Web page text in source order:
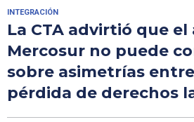
INTEGRACIÓN
La CTA advirtió que el
Mercosur no puede
sobre asimetrías
pérdida de derechos